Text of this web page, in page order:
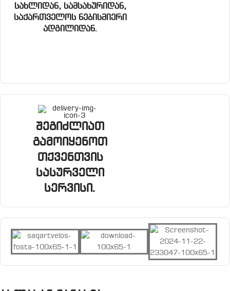
სახლიდან, სამსახურიდან,
საქართველოს ნებისმიერი
ადგილიდან.
შეგიძლიათ
გამოიყენოთ
თქვენთვის
სასურველი
სერვისი.